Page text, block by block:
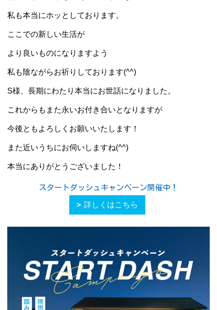
私も本当にホッとしております。
ここでの新しい生活が
より良いものになりますよう
私も陰ながらお祈りしております(^^)
S様、長期にわたり本当にお世話になりました。
これからもまた永いお付き合いとなりますが
今後ともよろしくお願いいたします！
また近いうちにお伺いしますね(^^)
本当にありがとうございました！
スタートダッシュキャンペーン開催中！
詳しくはこちら